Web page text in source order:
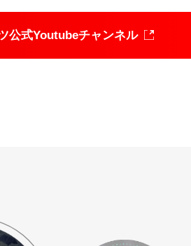
公式Youtubeチャンネル